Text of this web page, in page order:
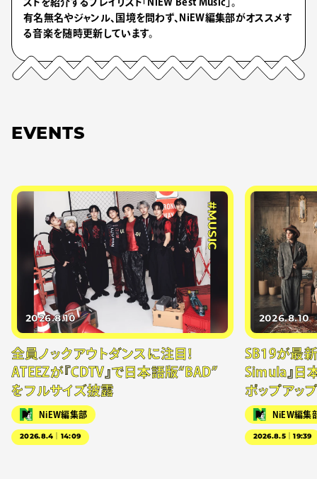
ストを紹介するプレイリスト「NiEW Best Music」。
有名無名やジャンル、国境を問わず、NiEW編集部がオススメす
る音楽を随時更新しています。
EVENTS
#MUSIC
2026.8.10
全員ノックアウトダンスに注目！
ATEEZが『CDTV』で日本語版“BAD”
をフルサイズ披露
NiEW編集部
2026.8.4｜14:09
2026.8.10
SB19が最
Simula』日
ポップアッ
NiEW編集
2026.8.5｜19:39